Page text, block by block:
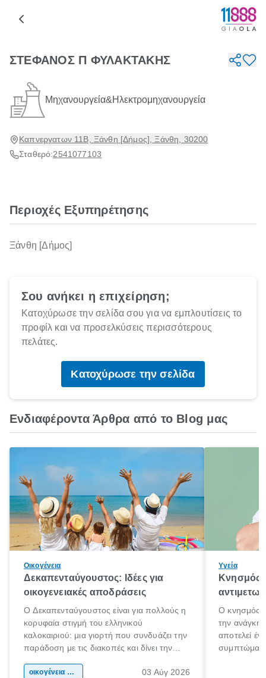
ΣΤΕΦΑΝΟΣ Π ΦΥΛΑΚΤΑΚΗΣ
Μηχανουργεία&Ηλεκτρομηχανουργεία
Καπνεργατων 11Β, Ξάνθη [Δήμος], Ξάνθη, 30200
Σταθερό:2541077103
Περιοχές Εξυπηρέτησης
Ξάνθη [Δήμος]
Σου ανήκει η επιχείρηση;
Κατοχύρωσε την σελίδα σου για να εμπλουτίσεις το
προφίλ και να προσελκύσεις περισσότερους
πελάτες.
Κατοχύρωσε την σελίδα
Ενδιαφέροντα Άρθρα από το Blog μας
Οικογένεια
Δεκαπενταύγουστος: Ιδέες για
οικογενειακές αποδράσεις
Ο Δεκαπενταύγουστος είναι για πολλούς η
κορυφαία στιγμή του ελληνικού
καλοκαιριού: μια γιορτή που συνδυάζει την
παράδοση με τις διακοπές και δίνει την
χώρας. Είτε πρόκειται για λίγες μέρες
οικογένεια & παιδί 03 Αύγ 2026
Υγεία
Κνησμός:
Ο κνησμός
την ανάγκη
αποτελεί